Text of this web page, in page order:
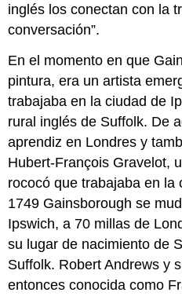
inglés los conectan con la
conversación”.
En el momento en que
pintura, era un artista
trabajaba en la ciudad de
rural inglés de Suffolk. De
aprendiz en Londres y
Hubert-François Gravelot,
rococó que trabajaba en la
1749 Gainsborough se
Ipswich, a 70 millas de
su lugar de nacimiento de
Suffolk. Robert Andrews y
entonces conocida como